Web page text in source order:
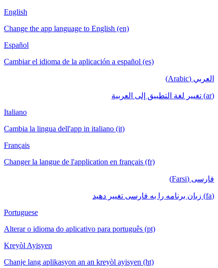
English
Change the app language to English (en)
Español
Cambiar el idioma de la aplicación a español (es)
العربي (Arabic)
(ar) تغيير لغة التطبيق إلى العربية
Italiano
Cambia la lingua dell'app in italiano (it)
Français
Changer la langue de l'application en français (fr)
فارسی (Farsi)
(fa) زبان برنامه را به فارسی تغییر دهید
Portuguese
Alterar o idioma do aplicativo para português (pt)
Kreyòl Ayisyen
Chanje lang aplikasyon an an kreyòl ayisyen (ht)